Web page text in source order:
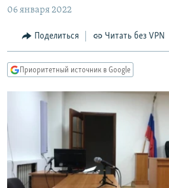
Вернутся
Вернутся
МНЕНИЯ
КУЛЬТУРА
КАВКАЗ.РЕАЛИИ
СЕВЕР.РЕАЛИИ
СИБИРЬ.РЕАЛИИ
РАСПИСАНИЕ ВЕЩАНИЯ
ПОДПИШИТЕСЬ НА РАССЫЛКУ
06 января 2022
Поделиться Читать без VPN
Приоритетный источник в Google